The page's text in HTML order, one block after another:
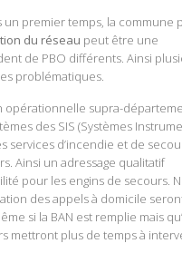
un premier temps, la commune
du réseau peut être une
de PBO différents. Ainsi
problématiques.
opérationnelle supra-
des SIS (Systèmes
services d’incendie et de
Ainsi un adressage qualitatif
pour les engins de secours.
des appels à domicile
si la BAN est remplie mais
mettront plus de temps à